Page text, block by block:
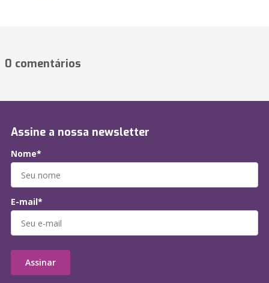
0 comentários
Assine a nossa newsletter
Nome*
E-mail*
Assinar